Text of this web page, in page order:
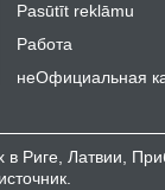
Pasūtīt reklāmu
Работа
неОфициальная
Риге, Латвии,